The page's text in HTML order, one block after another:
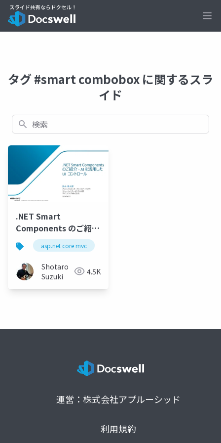
タグ #smart combobox に関するスラ
イド
検索
.NET Smart
Components のご紹介
- AI を活用した UI コン
トロール
asp.net core mvc
Shotaro
Suzuki
4.5K
運営：株式会社アプルーシッド
利用規約